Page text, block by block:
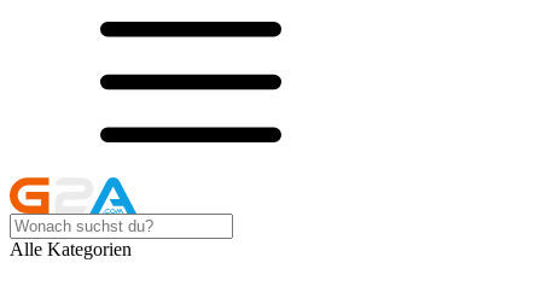
Alle Kategorien